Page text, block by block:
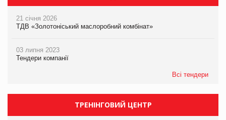
21 січня 2026
ТДВ «Золотоніський маслоробний комбінат»
03 липня 2023
Тендери компанії
Всі тендери
ТРЕНІНГОВИЙ ЦЕНТР